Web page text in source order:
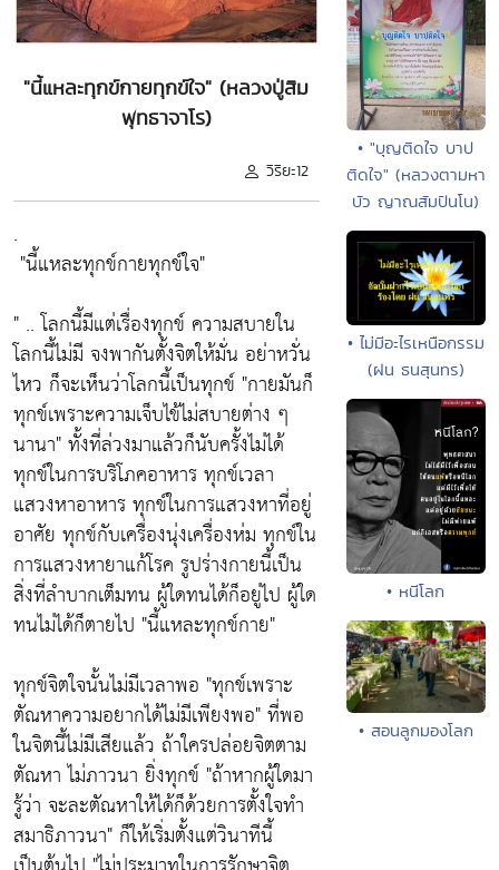
"นี้แหละทุกข์กายทุกข์ใจ" (หลวงปู่สิม
พุทธาจาโร)
วิริยะ12
.
"นี้แหละทุกข์กายทุกข์ใจ"
" .. โลกนี้มีแต่เรื่องทุกข์ ความสบายใน
โลกนี้ไม่มี จงพากันตั้งจิตให้มั่น อย่าหวั่น
ไหว ก็จะเห็นว่าโลกนี้เป็นทุกข์ "กายมันก็
ทุกข์เพราะความเจ็บไข้ไม่สบายต่าง ๆ
นานา"ทั้งที่ล่วงมาแล้วก็นับครั้งไม่ได้
ทุกข์ในการบริโภคอาหาร ทุกข์เวลา
แสวงหาอาหาร ทุกข์ในการแสวงหาที่อยู่
อาศัย ทุกข์กับเครื่องนุ่งเครื่องห่ม ทุกข์ใน
การแสวงหายาแก้โรค รูปร่างกายนี้เป็น
สิ่งที่ลำบากเต็มทน ผู้ใดทนได้ก็อยู่ไป ผู้ใด
ทนไม่ได้ก็ตายไป "นี้แหละทุกข์กาย"
ทุกข์จิตใจนั้นไม่มีเวลาพอ "ทุกข์เพราะ
ตัณหาความอยากได้ไม่มีเพียงพอ"ที่พอ
ในจิตนี้ไม่มีเสียแล้ว ถ้าใครปล่อยจิตตาม
ตัณหา ไม่ภาวนา ยิ่งทุกข์ "ถ้าหากผู้ใดมา
รู้ว่า จะละตัณหาให้ได้ก็ด้วยการตั้งใจทำ
สมาธิภาวนา" ก็ให้เริ่มตั้งแต่วินาทีนี้
• "บุญติดใจ บาป
ติดใจ" (หลวงตามหา
บัว ญาณสัมปันโน)
• ไม่มีอะไรเหนือกรรม
(ฝน ธนสุนทร)
• หนีโลก
• สอนลูกมองโลก